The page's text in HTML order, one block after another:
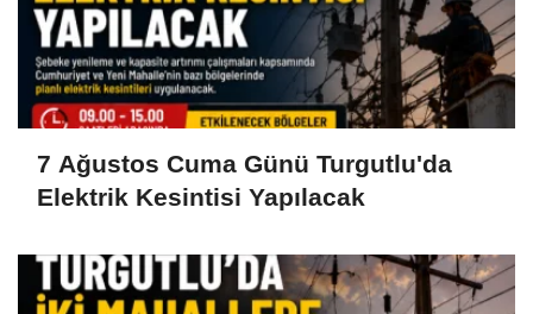
7 Ağustos Cuma Günü Turgutlu'da
Elektrik Kesintisi Yapılacak